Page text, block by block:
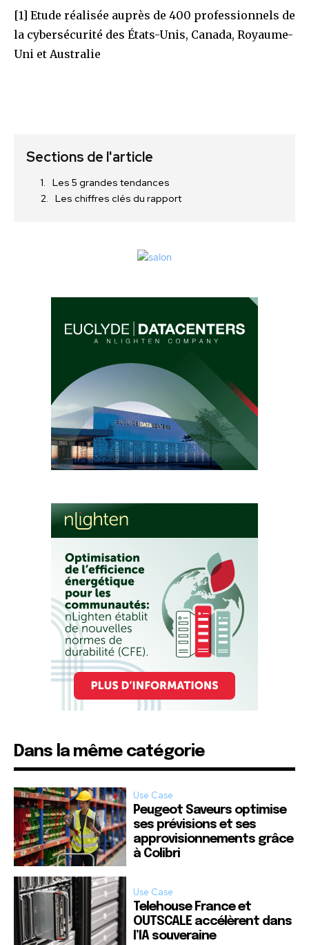
[1] Etude réalisée auprès de 400 professionnels de
la cybersécurité des États-Unis, Canada, Royaume-
Uni et Australie
Sections de l'article
Les 5 grandes tendances
Les chiffres clés du rapport
Dans la même catégorie
Use Case
Peugeot Saveurs optimise
ses prévisions et ses
approvisionnements grâce
à Colibri
Use Case
Telehouse France et
OUTSCALE accélèrent dans
l’IA souveraine